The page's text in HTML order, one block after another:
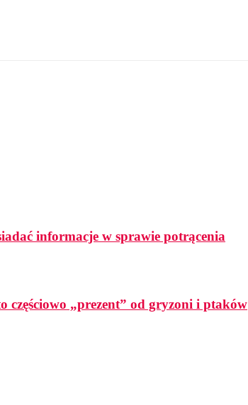
informacje w sprawie potrącenia
„prezent” od gryzoni i ptaków